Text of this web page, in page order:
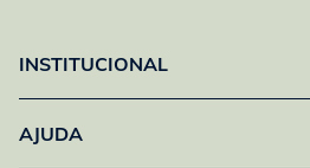
INSTITUCIONAL
AJUDA